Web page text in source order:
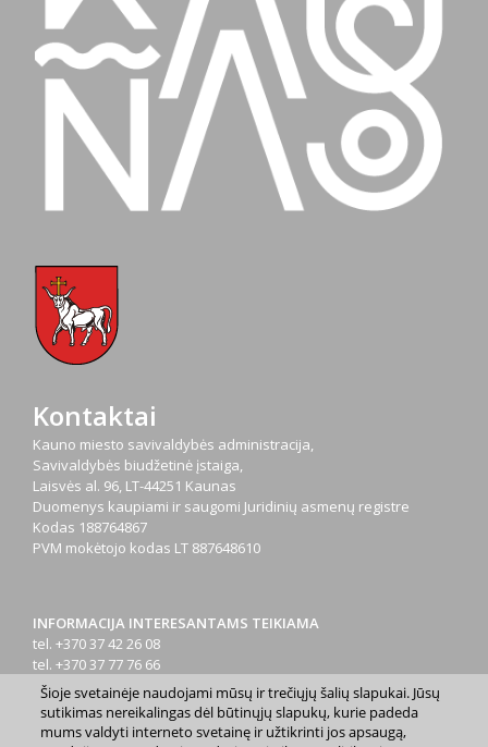
Kontaktai
Kauno miesto savivaldybės administracija,
Savivaldybės biudžetinė įstaiga,
Laisvės al. 96, LT-44251 Kaunas
Duomenys kaupiami ir saugomi Juridinių asmenų registre
Kodas 188764867
PVM mokėtojo kodas LT 887648610
INFORMACIJA INTERESANTAMS TEIKIAMA
tel. +370 37 42 26 08
tel. +370 37 77 76 66
tel. +370 660 07000
el. p.info@kaunas.lt
Šioje svetainėje naudojami mūsų ir trečiųjų šalių slapukai. Jūsų
sutikimas nereikalingas dėl būtinųjų slapukų, kurie padeda
mums valdyti interneto svetainę ir užtikrinti jos apsaugą,